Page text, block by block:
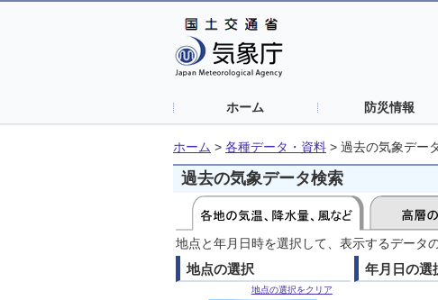
ホーム 防災情報
ホーム > 各種データ・資料 > 過去の気象デー
過去の気象データ検索
地点と年月日時を選択して、表示するデータ
地点の選択
地点の選択をクリア
年月日の選